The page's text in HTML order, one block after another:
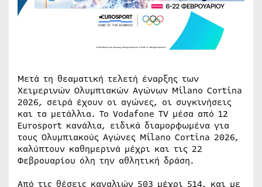
Μετά τη θεαματική τελετή έναρξης των
Χειμερινών Ολυμπιακών Αγώνων Milano Cortina
2026, σειρά έχουν οι αγώνες, οι συγκινήσεις
και τα μετάλλια. Το Vodafone TV μέσα από 12
Eurosport κανάλια, ειδικά διαμορφωμένα για
τους Ολυμπιακούς Αγώνες Milano Cortina 2026,
καλύπτουν καθημερινά μέχρι και τις 22
Φεβρουαρίου όλη την αθλητική δράση.
Από τις θέσεις καναλιών 503 μέχρι 514, και με